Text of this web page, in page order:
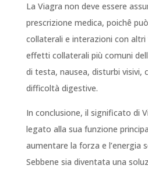
La Viagra non deve essere
prescrizione medica, poichê
collaterali e interazioni con altri
effetti collaterali più comuni
di testa, nausea, disturbi visivi,
difficoltà digestive.
In conclusione, il significato di
legato alla sua funzione
aumentare la forza e l’energia
Sebbene sia diventata una